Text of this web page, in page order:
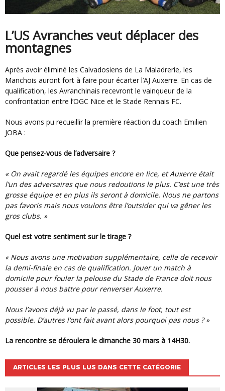
L’US Avranches veut déplacer des
montagnes
Après avoir éliminé les Calvadosiens de La Maladrerie, les
Manchois auront fort à faire pour écarter l’AJ Auxerre. En cas de
qualification, les Avranchinais recevront le vainqueur de la
confrontation entre l’OGC Nice et le Stade Rennais FC.
Nous avons pu recueillir la première réaction du coach Emilien
JOBA :
Que pensez-vous de l’adversaire ?
« On avait regardé les équipes encore en lice, et Auxerre était
l’un des adversaires que nous redoutions le plus. C’est une très
grosse équipe et en plus ils seront à domicile. Nous ne partons
pas favoris mais nous voulons être l’outsider qui va gêner les
gros clubs. »
Quel est votre sentiment sur le tirage ?
« Nous avons une motivation supplémentaire, celle de recevoir
la demi-finale en cas de qualification. Jouer un match à
domicile pour fouler la pelouse du Stade de France doit nous
pousser à nous battre pour renverser Auxerre.
Nous l’avons déjà vu par le passé, dans le foot, tout est
possible. D’autres l’ont fait avant alors pourquoi pas nous ? »
La rencontre se déroulera le dimanche 30 mars à 14H30.
ARTICLES LES PLUS LUS DANS CETTE CATÉGORIE